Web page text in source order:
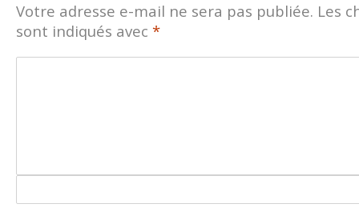
Votre adresse e-mail ne sera pas publiée. Les
sont indiqués avec *